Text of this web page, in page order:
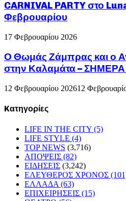
CARNIVAL PARTY στο
Φεβρουαρίου
17 Φεβρουαρίου 2026
Ο Θωμάς Ζάμπρας και ο
στην Καλαμάτα –
12 Φεβρουαρίου 202612
Kατηγορίες
LIFE IN THE CITY (5)
LIFE STYLE (4)
TOP NEWS (3,716)
ΑΠΟΨΕΙΣ (82)
ΕΙΔΗΣΕΙΣ (3,242)
ΕΛΕΥΘΕΡΟΣ ΧΡΟΝΟΣ
ΕΛΛΑΔΑ (63)
ΕΠΙΧΕΙΡΗΣΕΙΣ (15)